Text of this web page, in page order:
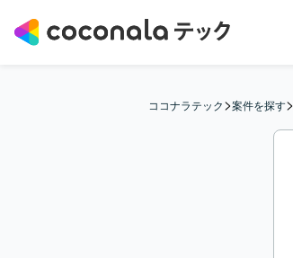
ココナラテック>案件を探す>